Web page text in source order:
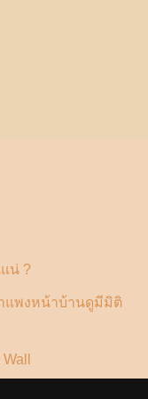
น่ ?
แพงหน้าบ้านดูมีมิติ